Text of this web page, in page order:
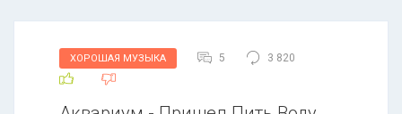
ХОРОШАЯ МУЗЫКА 5 3 820